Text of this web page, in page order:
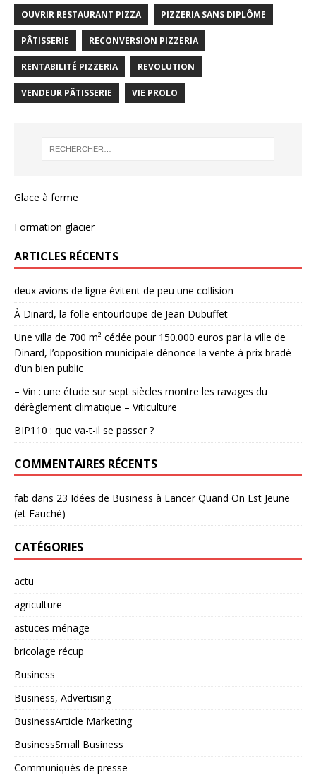
OUVRIR RESTAURANT PIZZA PIZZERIA SANS DIPLÔME
PÂTISSERIE RECONVERSION PIZZERIA
RENTABILITÉ PIZZERIA REVOLUTION
VENDEUR PÂTISSERIE VIE PROLO
Glace à ferme
Formation glacier
ARTICLES RÉCENTS
deux avions de ligne évitent de peu une collision
À Dinard, la folle entourloupe de Jean Dubuffet
Une villa de 700 m² cédée pour 150.000 euros par la ville de
Dinard, l’opposition municipale dénonce la vente à prix bradé
d’un bien public
– Vin : une étude sur sept siècles montre les ravages du
dérèglement climatique – Viticulture
BIP110 : que va-t-il se passer ?
COMMENTAIRES RÉCENTS
fab dans 23 Idées de Business à Lancer Quand On Est Jeune
(et Fauché)
CATÉGORIES
actu
agriculture
astuces ménage
bricolage récup
Business
Business, Advertising
BusinessArticle Marketing
BusinessSmall Business
Communiqués de presse